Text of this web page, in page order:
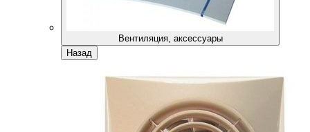
Вентиляция, аксессуары
Назад